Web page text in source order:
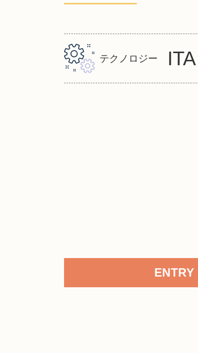
テクノロジー ITA
ENTRY